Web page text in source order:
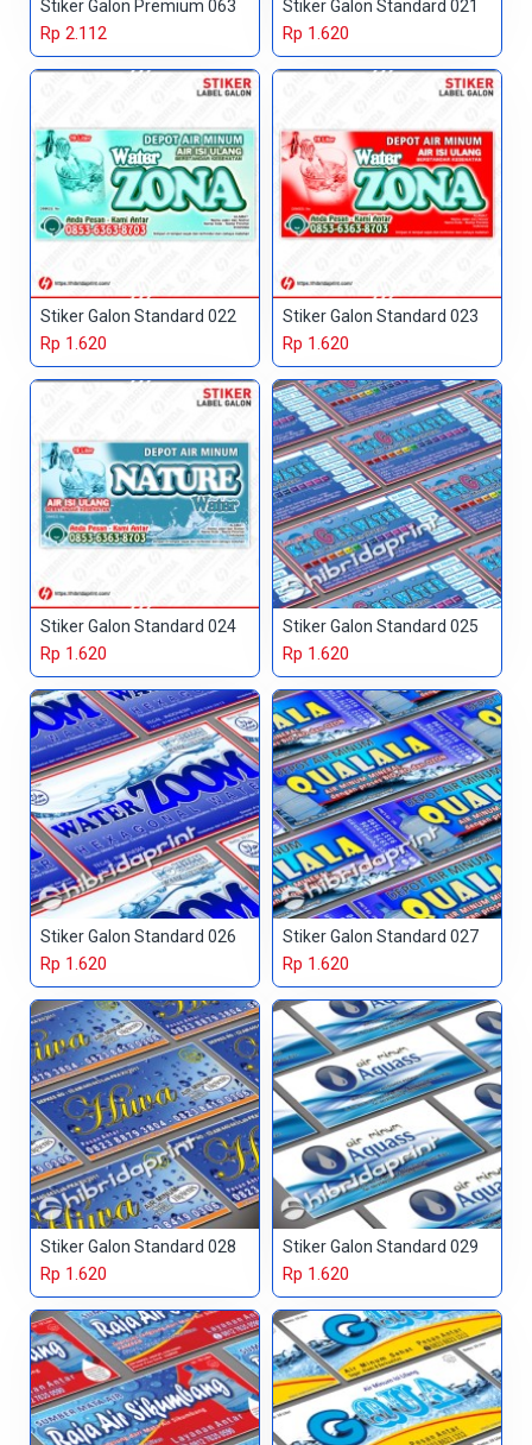
Stiker Galon Premium 063
Rp 2.112
Stiker Galon Standard 021
Rp 1.620
Stiker Galon Standard 022
Rp 1.620
Stiker Galon Standard 023
Rp 1.620
Stiker Galon Standard 024
Rp 1.620
Stiker Galon Standard 025
Rp 1.620
Stiker Galon Standard 026
Rp 1.620
Stiker Galon Standard 027
Rp 1.620
Stiker Galon Standard 028
Rp 1.620
Stiker Galon Standard 029
Rp 1.620